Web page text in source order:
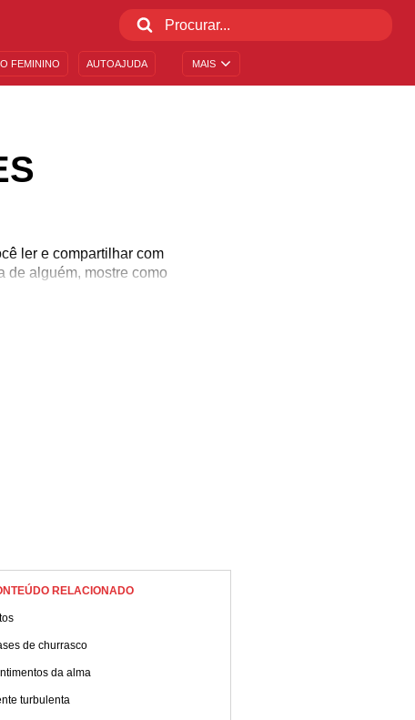
MAIS
FEMININO AUTOAJUDA
ler e compartilhar com
de alguém, mostre como
RELACIONADO
de churrasco
da alma
turbulenta